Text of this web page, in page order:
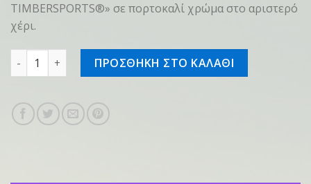
TIMBERSPORTS®» σε πορτοκαλί χρώμα στο αριστερό
χέρι.
T-shirt SZ S PWR γυναικείο μπλε ποσότητα
ΠΡΟΣΘΗΚΗ ΣΤΟ ΚΑΛΑΘΙ